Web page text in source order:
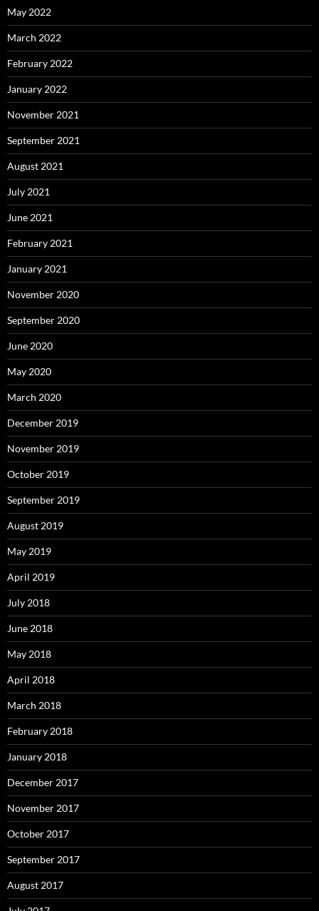
May 2022
March 2022
February 2022
January 2022
November 2021
September 2021
August 2021
July 2021
June 2021
February 2021
January 2021
November 2020
September 2020
June 2020
May 2020
March 2020
December 2019
November 2019
October 2019
September 2019
August 2019
May 2019
April 2019
July 2018
June 2018
May 2018
April 2018
March 2018
February 2018
January 2018
December 2017
November 2017
October 2017
September 2017
August 2017